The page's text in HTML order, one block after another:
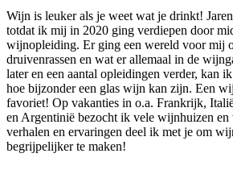
Wijn is leuker als je weet wat je drinkt!
totdat ik mij in 2020 ging verdiepen door
wijnopleiding. Er ging een wereld voor mij
druivenrassen en wat er allemaal in de
later en een aantal opleidingen verder, kan
hoe bijzonder een glas wijn kan zijn. Een
favoriet! Op vakanties in o.a. Frankrijk,
en Argentinië bezocht ik vele wijnhuizen en
verhalen en ervaringen deel ik met je om
begrijpelijker te maken!